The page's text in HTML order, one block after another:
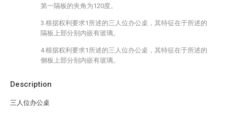
Description
三人位办公桌
第一隔板的夹角为120度。
3.根据权利要求1所述的三人位办公桌，其特征在于所述的
隔板上部分别内嵌有玻璃。
4.根据权利要求1所述的三人位办公桌，其特征在于所述的
侧板上部分别内嵌有玻璃。